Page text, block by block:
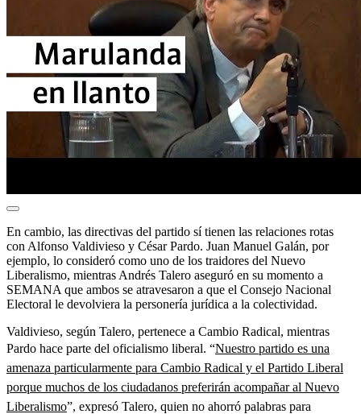
En cambio, las directivas del partido sí tienen las relaciones rotas
con Alfonso Valdivieso y César Pardo. Juan Manuel Galán, por
ejemplo, lo consideró como uno de los traidores del Nuevo
Liberalismo, mientras Andrés Talero aseguró en su momento a
SEMANA que ambos se atravesaron a que el Consejo Nacional
Electoral le devolviera la personería jurídica a la colectividad.
Valdivieso, según Talero, pertenece a Cambio Radical, mientras
Pardo hace parte del oficialismo liberal. “Nuestro partido es una
amenaza particularmente para Cambio Radical y el Partido Liberal
porque muchos de los ciudadanos preferirán acompañar al Nuevo
Liberalismo”, expresó Talero, quien no ahorró palabras para